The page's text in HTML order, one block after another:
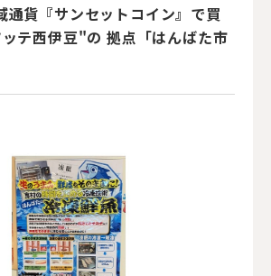
通貨『サンセットコイン』で買
テ西伊豆"の 拠点「はんばた市